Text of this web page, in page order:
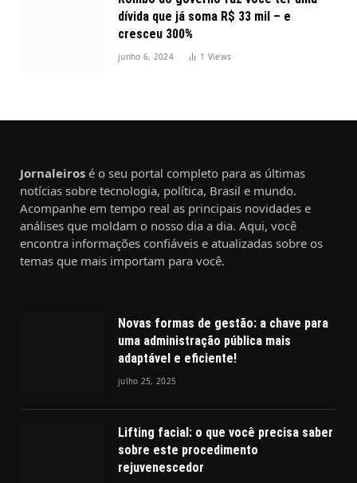
dívida que já soma R$ 33 mil – e
cresceu 300%
junho 6, 2024 1 Views
Jornaleiros é o seu portal completo para as últimas
notícias sobre tecnologia, política, Brasil e mundo.
Acompanhe em tempo real as principais novidades e
análises que moldam o nosso dia a dia. Aqui, você
encontra informações confiáveis e atualizadas sobre os
temas que mais importam para você.
Novas formas de gestão: a chave para
uma administração pública mais
adaptável e eficiente!
julho 25, 2025
Lifting facial: o que você precisa saber
sobre este procedimento
rejuvenescedor